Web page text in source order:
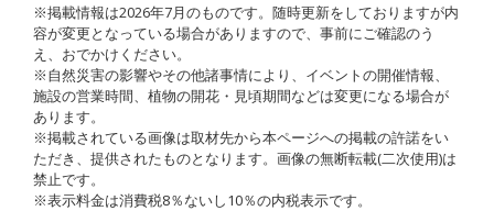
※掲載情報は2026年7月のものです。随時更新をしておりますが内
容が変更となっている場合がありますので、事前にご確認のう
え、おでかけください。
※自然災害の影響やその他諸事情により、イベントの開催情報、
施設の営業時間、植物の開花・見頃期間などは変更になる場合が
あります。
※掲載されている画像は取材先から本ページへの掲載の許諾をい
ただき、提供されたものとなります。画像の無断転載(二次使用)は
禁止です。
※表示料金は消費税8％ないし10％の内税表示です。